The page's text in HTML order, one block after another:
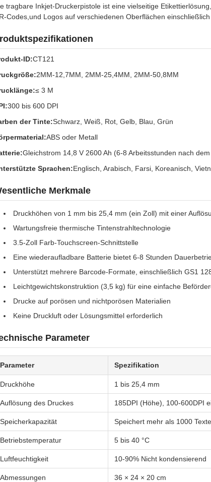
tragbare Inkjet-Druckerpistole ist eine vielseitige
Codes,und Logos auf verschiedenen Oberflächen
ID:CT121
2MM-12,7MM, 2MM-25,4MM, 2MM-50,8MM
≤ 3 M
300 bis 600 DPI
der Tinte:Schwarz, Weiß, Rot, Gelb, Blau, Grün
ABS oder Metall
Gleichstrom 14,8 V 2600 Ah (6-8 Arbeitsstunden nach
Sprachen:Englisch, Arabisch, Farsi, Koreanisch,
Merkmale
Druckhöhen von 1 mm bis 25,4 mm (ein Zoll) mit einer
Wartungsfreie thermische Tintenstrahltechnologie
3.5-Zoll Farb-Touchscreen-Schnittstelle
Eine wiederaufladbare Batterie bietet 6-8 Stunden
Unterstützt mehrere Barcode-Formate, einschließlich GS1
Leichtgewichtskonstruktion (3,5 kg) für eine einfache
Drucke auf porösen und nichtporösen Materialien
Keine Druckluft oder Lösungsmittel erforderlich
Parameter
Parameter Spezifikation
Druckhöhe 1 bis 25,4 mm
Auflösung des Druckes 185DPI (Höhe), 100-600DPI
Speicherkapazität Speichert mehr als 1000
Betriebstemperatur 5 bis 40 °C
Luftfeuchtigkeit 10-90% Nicht kondensierend
Abmessungen 36 × 24 × 20 cm